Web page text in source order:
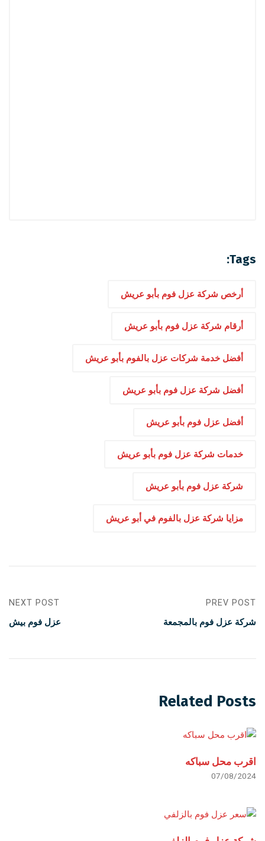
Tags:
أرخص شركة عزل فوم بأبو عريش
أرقام شركة عزل فوم بأبو عريش
أفضل خدمة شركات عزل بالفوم بأبو عريش
أفضل شركة عزل فوم بأبو عريش
أفضل عزل فوم بأبو عريش
خدمات شركة عزل فوم بأبو عريش
شركة عزل فوم بأبو عريش
مزايا شركة عزل بالفوم في أبو عريش
PREV POST
شركة عزل فوم بالمجمعة
NEXT POST
عزل فوم بيش
Related Posts
اقرب محل سباكه
07/08/2024